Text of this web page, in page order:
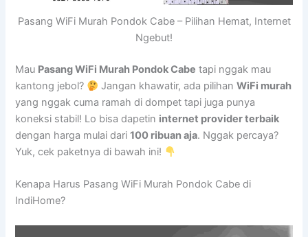
Pasang WiFi Murah Pondok Cabe – Pilihan Hemat, Internet
Ngebut!
Mau Pasang WiFi Murah Pondok Cabe tapi nggak mau
kantong jebol?
Jangan khawatir, ada pilihanWiFi murah
yang nggak cuma ramah di dompet tapi juga punya
koneksi stabil! Lo bisa dapetin internet provider terbaik
dengan harga mulai dari100 ribuan aja. Nggak percaya?
Yuk, cek paketnya di bawah ini!
Kenapa Harus Pasang WiFi Murah Pondok Cabe di
IndiHome?